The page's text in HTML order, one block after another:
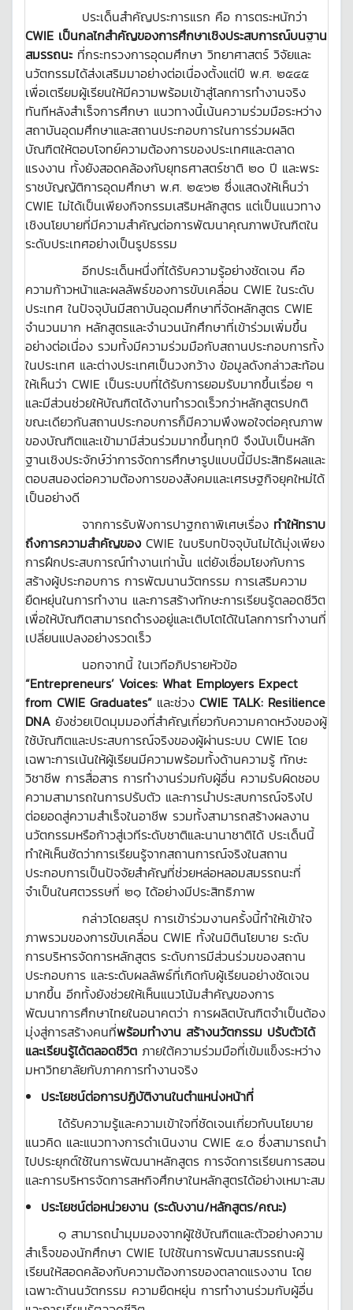
ประเด็นสำคัญประการแรก คือ การตระหนักว่า
CWIE เป็นกลไกสำคัญของการศึกษาเชิงประสบการณ์บนฐาน
สมรรถนะ ที่กระทรวงการอุดมศึกษา วิทยาศาสตร์ วิจัยและ
นวัตกรรมได้ส่งเสริมมาอย่างต่อเนื่องตั้งแต่ปี พ.ศ. ๒๕๔๕
เพื่อเตรียมผู้เรียนให้มีความพร้อมเข้าสู่โลกการทำงานจริง
ทันทีหลังสำเร็จการศึกษา แนวทางนี้เน้นความร่วมมือระหว่าง
สถาบันอุดมศึกษาและสถานประกอบการในการร่วมผลิต
บัณฑิตให้ตอบโจทย์ความต้องการของประเทศและตลาด
แรงงาน ทั้งยังสอดคล้องกับยุทธศาสตร์ชาติ ๒๐ ปี และพระ
ราชบัญญัติการอุดมศึกษา พ.ศ. ๒๕๖๒ ซึ่งแสดงให้เห็นว่า
CWIE ไม่ได้เป็นเพียงกิจกรรมเสริมหลักสูตร แต่เป็นแนวทาง
เชิงนโยบายที่มีความสำคัญต่อการพัฒนาคุณภาพบัณฑิตใน
ระดับประเทศอย่างเป็นรูปธรรม
อีกประเด็นหนึ่งที่ได้รับความรู้อย่างชัดเจน คือ
ความก้าวหน้าและผลลัพธ์ของการขับเคลื่อน CWIE ในระดับ
ประเทศ ในปัจจุบันมีสถาบันอุดมศึกษาที่จัดหลักสูตร CWIE
จำนวนมาก หลักสูตรและจำนวนนักศึกษาที่เข้าร่วมเพิ่มขึ้น
อย่างต่อเนื่อง รวมทั้งมีความร่วมมือกับสถานประกอบการทั้ง
ในประเทศ และต่างประเทศเป็นวงกว้าง ข้อมูลดังกล่าวสะท้อน
ให้เห็นว่า CWIE เป็นระบบที่ได้รับการยอมรับมากขึ้นเรื่อย ๆ
และมีส่วนช่วยให้บัณฑิตได้งานทำรวดเร็วกว่าหลักสูตรปกติ
ขณะเดียวกันสถานประกอบการก็มีความพึงพอใจต่อคุณภาพ
ของบัณฑิตและเข้ามามีส่วนร่วมมากขึ้นทุกปี จึงนับเป็นหลัก
ฐานเชิงประจักษ์ว่าการจัดการศึกษารูปแบบนี้มีประสิทธิผลและ
ตอบสนองต่อความต้องการของสังคมและเศรษฐกิจยุคใหม่ได้
เป็นอย่างดี
จากการรับฟังการปาฐกถาพิเศษเรื่อง ทำให้ทราบ
ถึงการความสำคัญของ CWIE ในบริบทปัจจุบันไม่ได้มุ่งเพียง
การฝึกประสบการณ์ทำงานเท่านั้น แต่ยังเชื่อมโยงกับการ
สร้างผู้ประกอบการ การพัฒนานวัตกรรม การเสริมความ
ยืดหยุ่นในการทำงาน และการสร้างทักษะการเรียนรู้ตลอดชีวิต
เพื่อให้บัณฑิตสามารถดำรงอยู่และเติบโตได้ในโลกการทำงานที่
เปลี่ยนแปลงอย่างรวดเร็ว
นอกจากนี้ ในเวทีอภิปรายหัวข้อ
“Entrepreneurs’ Voices: What Employers Expect
from CWIE Graduates” และช่วง CWIE TALK: Resilience
DNA ยังช่วยเปิดมุมมองที่สำคัญเกี่ยวกับความคาดหวังของผู้
ใช้บัณฑิตและประสบการณ์จริงของผู้ผ่านระบบ CWIE โดย
เฉพาะการเน้นให้ผู้เรียนมีความพร้อมทั้งด้านความรู้ ทักษะ
วิชาชีพ การสื่อสาร การทำงานร่วมกับผู้อื่น ความรับผิดชอบ
ความสามารถในการปรับตัว และการนำประสบการณ์จริงไป
ต่อยอดสู่ความสำเร็จในอาชีพ รวมทั้งสามารถสร้างผลงาน
นวัตกรรมหรือก้าวสู่เวทีระดับชาติและนานาชาติได้ ประเด็นนี้
ทำให้เห็นชัดว่าการเรียนรู้จากสถานการณ์จริงในสถาน
ประกอบการเป็นปัจจัยสำคัญที่ช่วยหล่อหลอมสมรรถนะที่
จำเป็นในศตวรรษที่ ๒๑ ได้อย่างมีประสิทธิภาพ
กล่าวโดยสรุป การเข้าร่วมงานครั้งนี้ทำให้เข้าใจ
ภาพรวมของการขับเคลื่อน CWIE ทั้งในมิตินโยบาย ระดับ
การบริหารจัดการหลักสูตร ระดับการมีส่วนร่วมของสถาน
ประกอบการ และระดับผลลัพธ์ที่เกิดกับผู้เรียนอย่างชัดเจน
มากขึ้น อีกทั้งยังช่วยให้เห็นแนวโน้มสำคัญของการ
พัฒนาการศึกษาไทยในอนาคตว่า การผลิตบัณฑิตจำเป็นต้อง
มุ่งสู่การสร้างคนที่พร้อมทำงาน สร้างนวัตกรรม ปรับตัวได้
และเรียนรู้ได้ตลอดชีวิต ภายใต้ความร่วมมือที่เข้มแข็งระหว่าง
มหาวิทยาลัยกับภาคการทำงานจริง
ประโยชน์ต่อการปฏิบัติงานในตำแหน่งหน้าที่
ได้รับความรู้และความเข้าใจที่ชัดเจนเกี่ยวกับนโยบาย
แนวคิด และแนวทางการดำเนินงาน CWIE ๕.๐ ซึ่งสามารถนำ
ไปประยุกต์ใช้ในการพัฒนาหลักสูตร การจัดการเรียนการสอน
และการบริหารจัดการสหกิจศึกษาในหลักสูตรได้อย่างเหมาะสม
ประโยชน์ต่อหน่วยงาน (ระดับงาน/หลักสูตร/คณะ)
๑ สามารถนำมุมมองจากผู้ใช้บัณฑิตและตัวอย่างความ
สำเร็จของนักศึกษา CWIE ไปใช้ในการพัฒนาสมรรถนะผู้
เรียนให้สอดคล้องกับความต้องการของตลาดแรงงาน โดย
เฉพาะด้านนวัตกรรม ความยืดหยุ่น การทำงานร่วมกับผู้อื่น